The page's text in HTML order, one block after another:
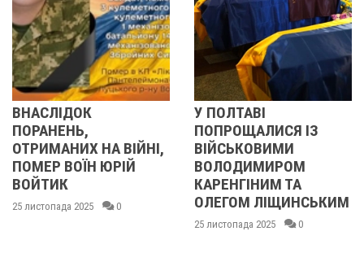
НА ВІЙНІ,
ЮРІЙ
2025 0
У ПОЛТАВІ
ПОПРОЩАЛИСЯ ІЗ
ВІЙСЬКОВИМИ
ВОЛОДИМИРОМ
КАРЕНГІНИМ ТА
ОЛЕГОМ ЛІЩИНСЬКИМ
25 листопада 2025 0